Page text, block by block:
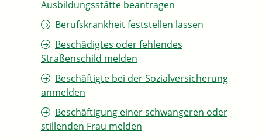
Ausbildungsstätte beantragen
Berufskrankheit feststellen lassen
Beschädigtes oder fehlendes
Straßenschild melden
Beschäftigte bei der Sozialversicherung
anmelden
Beschäftigung einer schwangeren oder
stillenden Frau melden